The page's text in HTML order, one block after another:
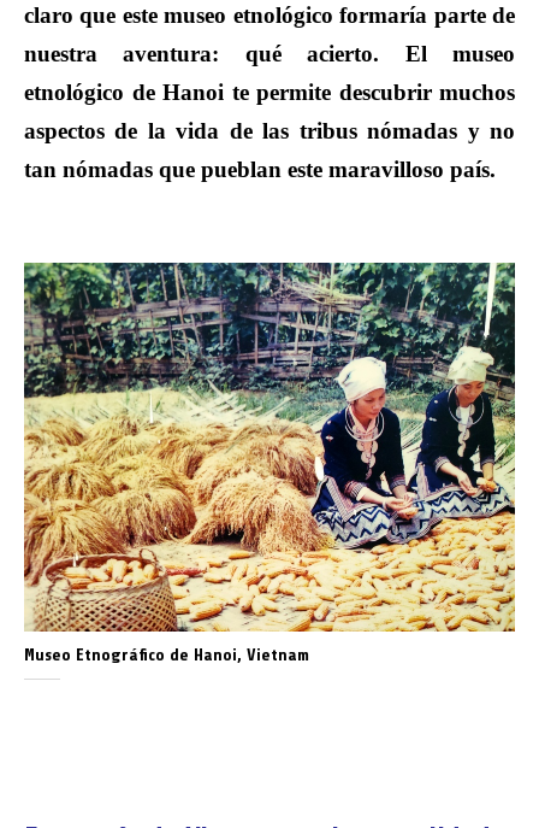
claro que este museo etnológico formaría parte de
nuestra aventura: qué acierto. El museo
etnológico de Hanoi te permite descubrir muchos
aspectos de la vida de las tribus nómadas y no
tan nómadas que pueblan este maravilloso país.
Museo Etnográfico de Hanoi, Vietnam